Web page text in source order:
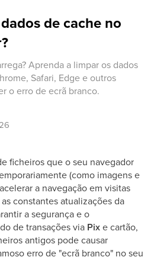
de cache no
Aprenda a limpar os dados
Safari, Edge e outros
o erro de ecrã branco.
ficheiros que o seu navegador
(como imagens e
a navegação em visitas
constantes atualizações da
a segurança e o
de transações via Pixe cartão,
antigos pode causar
erro de "ecrã branco" no seu